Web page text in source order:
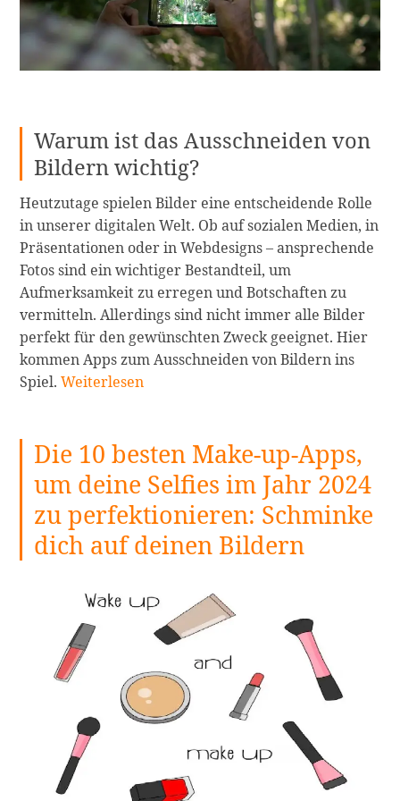
Warum ist das Ausschneiden von
Bildern wichtig?
Heutzutage spielen Bilder eine entscheidende Rolle
in unserer digitalen Welt. Ob auf sozialen Medien, in
Präsentationen oder in Webdesigns – ansprechende
Fotos sind ein wichtiger Bestandteil, um
Aufmerksamkeit zu erregen und Botschaften zu
vermitteln. Allerdings sind nicht immer alle Bilder
perfekt für den gewünschten Zweck geeignet. Hier
kommen Apps zum Ausschneiden von Bildern ins
Spiel.Die
Apps
zum
Ausschneiden
von
Bildern
für
Android:
Die
ideale
zum
Zuschneiden
und
Einfügen
Weiterlesen
Die 10 besten Make-up-Apps,
um deine Selfies im Jahr 2024
zu perfektionieren: Schminke
dich auf deinen Bildern